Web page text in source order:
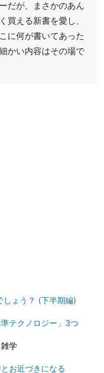
だが、まさかのあん
買える新書を愛し、
に何が書いてあった
かい内容はその場で
しょう？ (下半期編)
テクノロジー」3つ
学
お近づきになる